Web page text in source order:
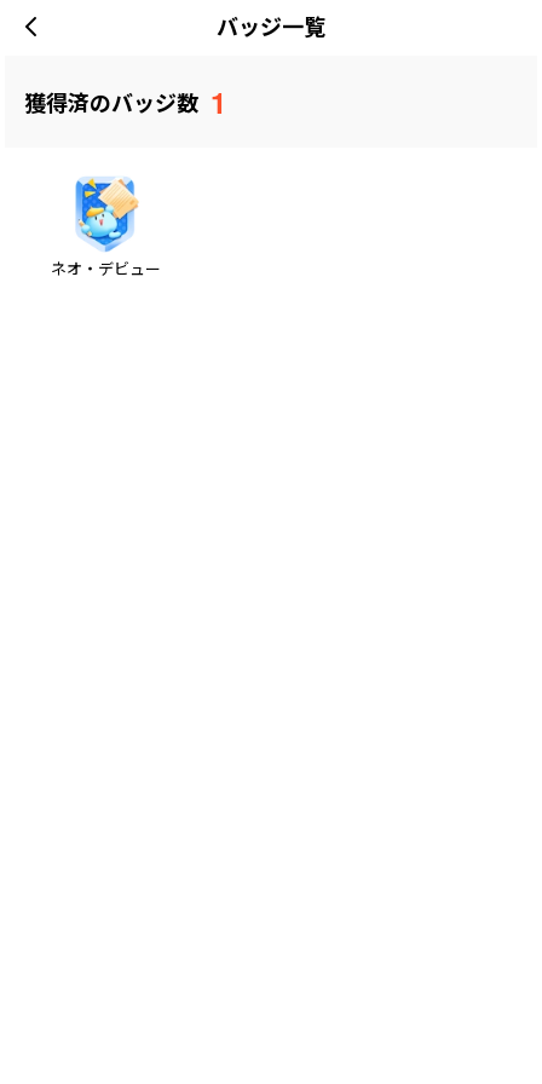
バッジ一覧
獲得済のバッジ数 1
ネオ・デビュー